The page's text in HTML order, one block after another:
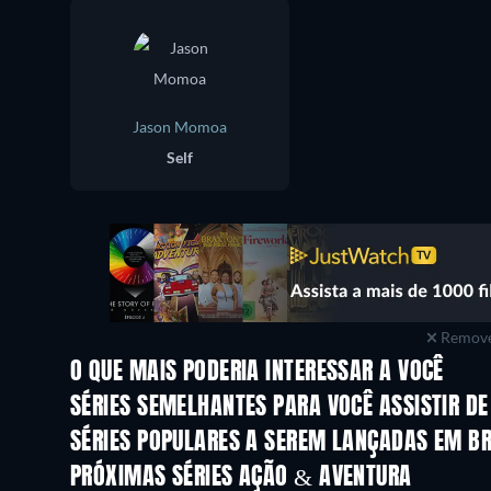
Jason Momoa
Self
O QUE MAIS PODERIA INTERESSAR A VOCÊ
Série
SÉRIES SEMELHANTES PARA VOCÊ ASSISTIR
Série Série
SÉRIES POPULARES A SEREM LANÇADAS EM
Série Série
PRÓXIMAS SÉRIES AÇÃO & AVENTURA
Temporada 2 Temporada 1